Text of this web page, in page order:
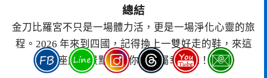
總結
金刀比羅宮不只是一場體力活，更是一場淨化心靈的旅
程。2026 年來到四國，記得換上一雙好走的鞋，來這
座能量景點領取你的專屬幸福吧！